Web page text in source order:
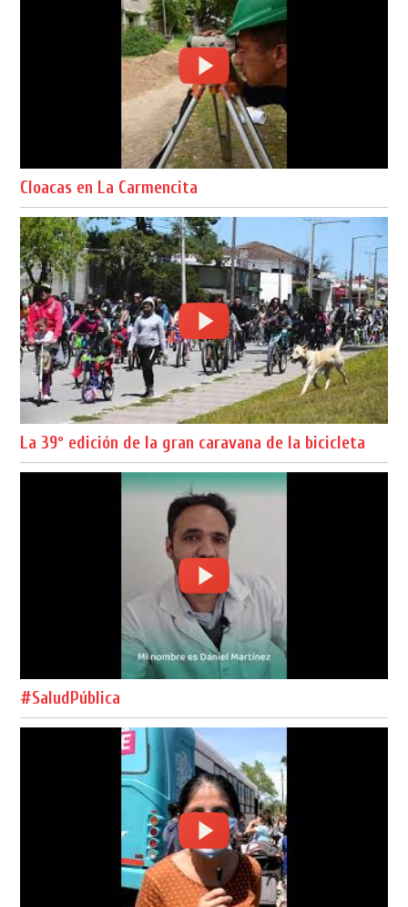
Cloacas en La Carmencita
La 39º edición de la gran caravana de la bicicleta
#SaludPública